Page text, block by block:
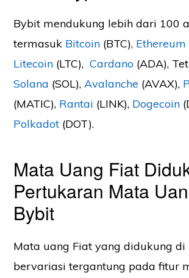
Bybit mendukung lebih dari 100
termasuk Bitcoin (BTC), Ethereum
Litecoin (LTC),Cardano (ADA),
Solana (SOL), Avalanche (AVAX),
(MATIC), Rantai (LINK), Dogecoin
Polkadot (DOT).
Mata Uang Fiat
Pertukaran Mata
Bybit
Mata uang Fiat yang didukung di
bervariasi tergantung pada fitur